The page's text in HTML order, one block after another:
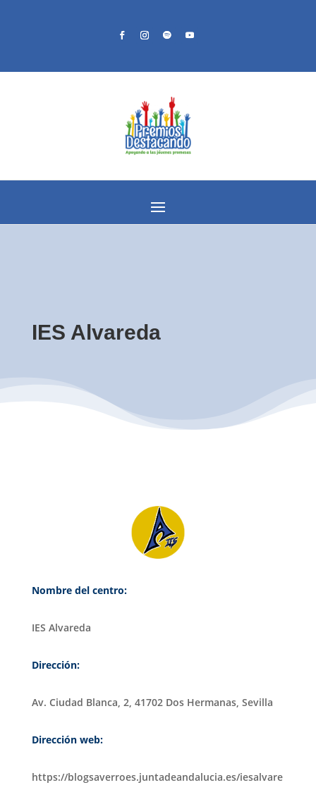
IES Alvareda
Nombre del centro:
IES Alvareda
Dirección:
Av. Ciudad Blanca, 2, 41702 Dos Hermanas, Sevilla
Dirección web:
https://blogsaverroes.juntadeandalucia.es/iesalvare